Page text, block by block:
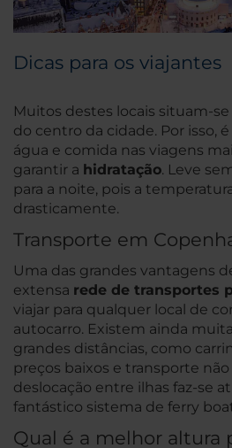
Dicas para os viajantes
Muitos destes locais situam-
do centro da cidade. Por isso,
água e comida nas viagens
garantir a hidratação. Leve
para a noite, pois a
drasticamente.
Transporte em
Uma das grandes vantagens
extensa rede de transportes
viajar para qualquer local de
autocarro. Existem ainda
grandes distâncias, como
preços baixos e transporte
deslocação entre ilhas faz-se
fantástico sistema de ferry
Qual é a melhor altura